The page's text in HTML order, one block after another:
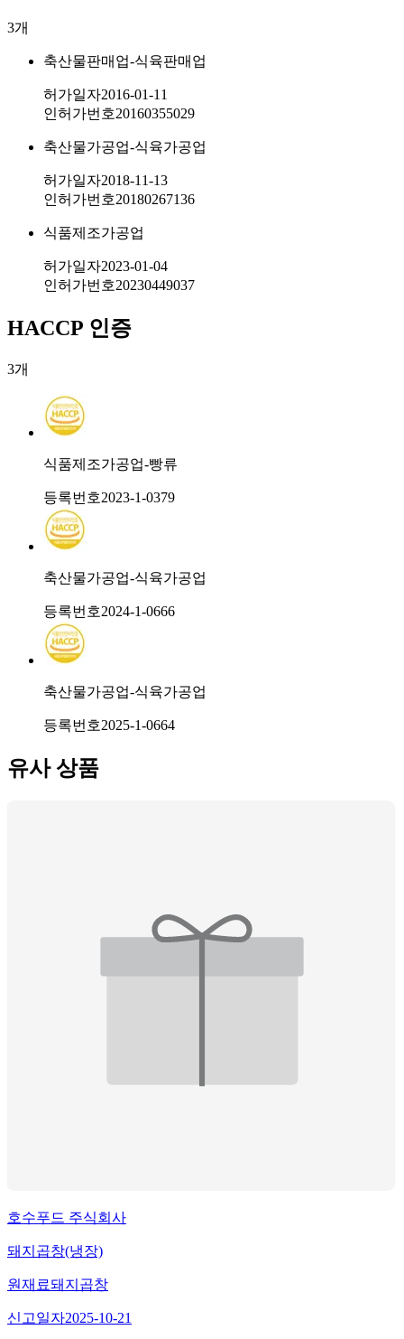
3개
축산물판매업-식육판매업
허가일자2016-01-11
인허가번호20160355029
축산물가공업-식육가공업
허가일자2018-11-13
인허가번호20180267136
식품제조가공업
허가일자2023-01-04
인허가번호20230449037
HACCP 인증
3개
식품제조가공업-빵류
등록번호2023-1-0379
축산물가공업-식육가공업
등록번호2024-1-0666
축산물가공업-식육가공업
등록번호2025-1-0664
유사 상품
호수푸드 주식회사
돼지곱창(냉장)
원재료돼지곱창
신고일자2025-10-21